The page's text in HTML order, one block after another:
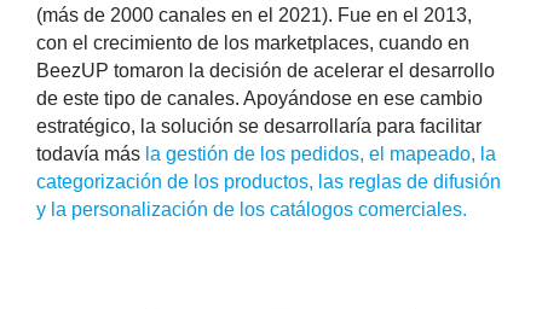
(más de 2000 canales en el 2021). Fue en el 2013,
con el crecimiento de los marketplaces, cuando en
BeezUP tomaron la decisión de acelerar el desarrollo
de este tipo de canales. Apoyándose en ese cambio
estratégico, la solución se desarrollaría para facilitar
todavía más la gestión de los pedidos, el mapeado, la
categorización de los productos, las reglas de difusión
y la personalización de los catálogos comerciales.